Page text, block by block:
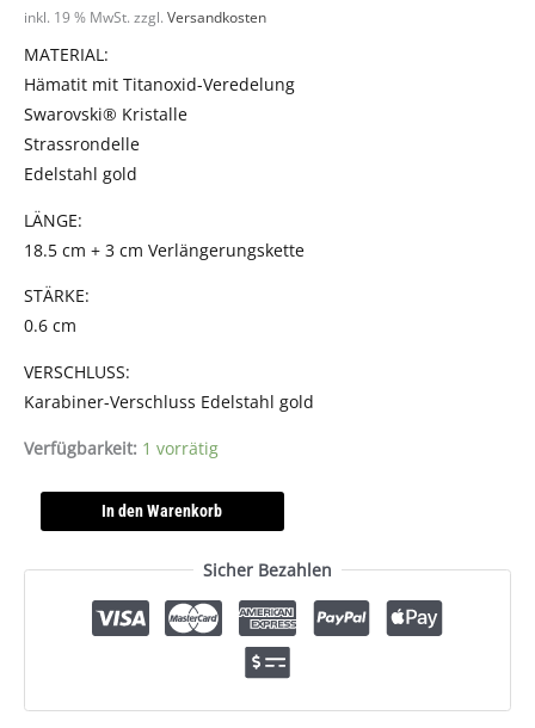
inkl. 19 % MwSt. zzgl. Versandkosten
MATERIAL:
Hämatit mit Titanoxid-Veredelung
Swarovski® Kristalle
Strassrondelle
Edelstahl gold
LÄNGE:
18.5 cm + 3 cm Verlängerungskette
STÄRKE:
0.6 cm
VERSCHLUSS:
Karabiner-Verschluss Edelstahl gold
Verfügbarkeit: 1 vorrätig
3015/30-
1578
Menge
In den Warenkorb
Sicher Bezahlen